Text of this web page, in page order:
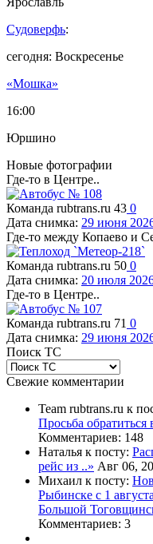
Судоверфь:
сегодня: Воскресенье
«Мошка»
16:00
Юршино
Новые фотографии
Где-то в Центре..
Команда rubtrans.ru 43 0
Дата снимка: 29 июня
Где-то между Копаево и
Команда rubtrans.ru 50 0
Дата снимка: 20 июля
Где-то в Центре..
Команда rubtrans.ru 71 0
Дата снимка: 29 июня
Поиск ТС
Свежие комментарии
Team rubtrans.ru к
Просьба
Комментариев: 148
Наталья к посту:
рейс из ..» Авг 06,
Михаил к посту:
Рыбинске с 1
Большой
Комментариев: 3